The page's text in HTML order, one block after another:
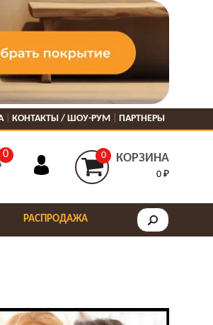
КОНТАКТЫ / ШОУ-РУМ ПАРТНЕРЫ
0 0 КОРЗИНА
0 ₽
РАСПРОДАЖА